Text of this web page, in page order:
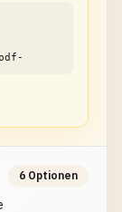
6 Optionen